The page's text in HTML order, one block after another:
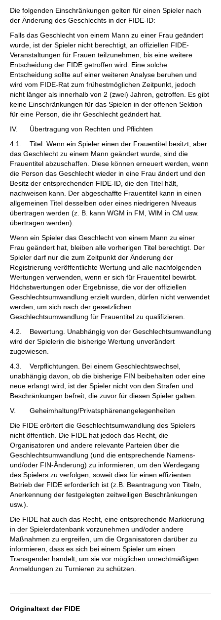
Die folgenden Einschränkungen gelten für einen Spieler nach
der Änderung des Geschlechts in der FIDE-ID:
Falls das Geschlecht von einem Mann zu einer Frau geändert
wurde, ist der Spieler nicht berechtigt, an offiziellen FIDE-
Veranstaltungen für Frauen teilzunehmen, bis eine weitere
Entscheidung der FIDE getroffen wird. Eine solche
Entscheidung sollte auf einer weiteren Analyse beruhen und
wird vom FIDE-Rat zum frühestmöglichen Zeitpunkt, jedoch
nicht länger als innerhalb von 2 (zwei) Jahren, getroffen. Es gibt
keine Einschränkungen für das Spielen in der offenen Sektion
für eine Person, die ihr Geschlecht geändert hat.
IV. Übertragung von Rechten und Pflichten
4.1. Titel. Wenn ein Spieler einen der Frauentitel besitzt, aber
das Geschlecht zu einem Mann geändert wurde, sind die
Frauentitel abzuschaffen. Diese können erneuert werden, wenn
die Person das Geschlecht wieder in eine Frau ändert und den
Besitz der entsprechenden FIDE-ID, die den Titel hält,
nachweisen kann. Der abgeschaffte Frauentitel kann in einen
allgemeinen Titel desselben oder eines niedrigeren Niveaus
übertragen werden (z. B. kann WGM in FM, WIM in CM usw.
übertragen werden).
Wenn ein Spieler das Geschlecht von einem Mann zu einer
Frau geändert hat, bleiben alle vorherigen Titel berechtigt. Der
Spieler darf nur die zum Zeitpunkt der Änderung der
Registrierung veröffentlichte Wertung und alle nachfolgenden
Wertungen verwenden, wenn er sich für Frauentitel bewirbt.
Höchstwertungen oder Ergebnisse, die vor der offiziellen
Geschlechtsumwandlung erzielt wurden, dürfen nicht verwendet
werden, um sich nach der gesetzlichen
Geschlechtsumwandlung für Frauentitel zu qualifizieren.
4.2. Bewertung. Unabhängig von der Geschlechtsumwandlung
wird der Spielerin die bisherige Wertung unverändert
zugewiesen.
4.3. Verpflichtungen. Bei einem Geschlechtswechsel,
unabhängig davon, ob die bisherige FIN beibehalten oder eine
neue erlangt wird, ist der Spieler nicht von den Strafen und
Beschränkungen befreit, die zuvor für diesen Spieler galten.
V. Geheimhaltung/Privatsphärenangelegenheiten
Die FIDE erörtert die Geschlechtsumwandlung des Spielers
nicht öffentlich. Die FIDE hat jedoch das Recht, die
Organisatoren und andere relevante Parteien über die
Geschlechtsumwandlung (und die entsprechende Namens-
und/oder FIN-Änderung) zu informieren, um den Werdegang
des Spielers zu verfolgen, soweit dies für einen effizienten
Betrieb der FIDE erforderlich ist (z.B. Beantragung von Titeln,
Anerkennung der festgelegten zeitweiligen Beschränkungen
usw.).
Die FIDE hat auch das Recht, eine entsprechende Markierung
in der Spielerdatenbank vorzunehmen und/oder andere
Maßnahmen zu ergreifen, um die Organisatoren darüber zu
informieren, dass es sich bei einem Spieler um einen
Transgender handelt, um sie vor möglichen unrechtmäßigen
Anmeldungen zu Turnieren zu schützen.
Originaltext der FIDE